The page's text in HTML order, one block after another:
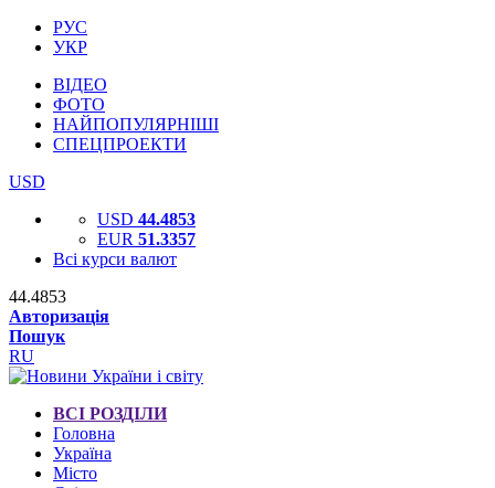
РУС
УКР
ВІДЕО
ФОТО
НАЙПОПУЛЯРНІШІ
СПЕЦПРОЕКТИ
USD
USD 44.4853
EUR 51.3357
Всі курси валют
44.4853
Авторизація
Пошук
RU
ВСІ РОЗДІЛИ
Головна
Україна
Місто